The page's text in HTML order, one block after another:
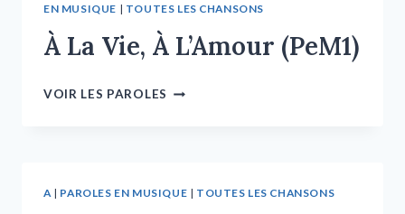
EN MUSIQUE | TOUTES LES CHANSONS
À La Vie, À L’Amour (PeM1)
VOIR LES PAROLES
A| PAROLES EN MUSIQUE | TOUTES LES CHANSONS